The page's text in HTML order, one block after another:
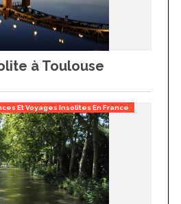
à Toulouse
Et Voyages Insolites En France